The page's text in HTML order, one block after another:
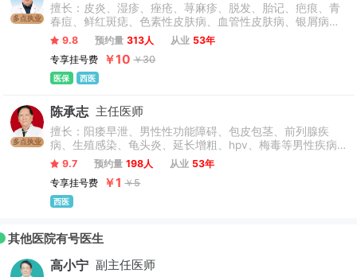
多点执业
擅长：皮炎、湿疹、痤疮、荨麻疹、脱发、胎记、疤痕、青
春痘、鲜红斑痣、色素性皮肤病、血管性皮肤病、银屑病、
白癜风、带状疱疹、皮肤癣、色素异常性疾病、皮肤过敏、
自身免疫相关疾病等皮肤科常见及疑难病症。
9.8 预约量 313人 从业 53年
专享挂号费
￥10 ￥30
医保 西医
多点执业
陈承志 主任医师
擅长：阳痿早泄、男性性功能障碍、包皮包茎、前列腺疾
病、生殖感染、龟头炎、延长增粗、hpv、梅毒等男性疾病
及泌尿外科疾病。
9.7 预约量 198人 从业 53年
专享挂号费
￥1 ￥5
西医
其他医院有号医生
高小宁 副主任医师